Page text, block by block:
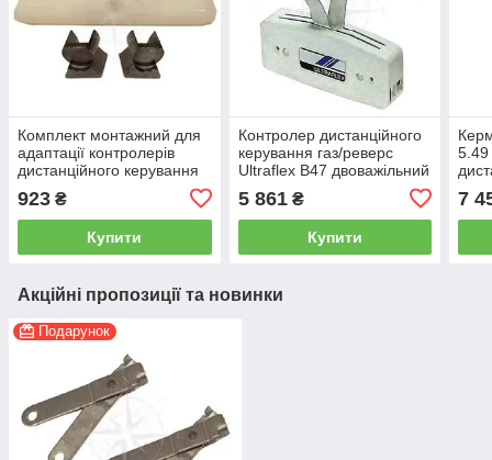
Комплект монтажний для
адаптації контролерів
дистанційного керування
923 ₴
Купити
Контролер дистанційного
керування газ/реверс
Ultraflex B47 двоважільний
білий комендер Osculati
5 861₴
Купити
5.49
7
Акційні пропозиції та новинки
Подарунок